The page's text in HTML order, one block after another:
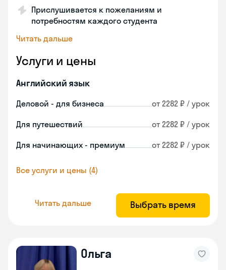
Прислушивается к пожеланиям и
потребностям каждого студента
Читать дальше
Услуги и цены
Английский язык
Деловой - для бизнеса от 2282 ₽ / урок
Для путешествий от 2282 ₽ / урок
Для начинающих - премиум от 2282 ₽ / урок
Все услуги и цены (4)
Читать дальше Выбрать время
Ольга